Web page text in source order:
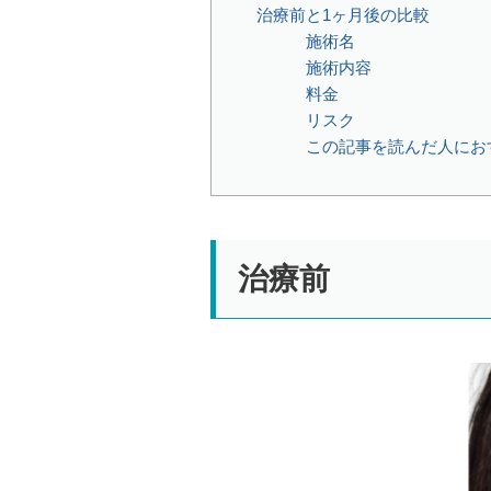
治療前と1ヶ月後の比較
施術名⁡
施術内容⁡⁡⁡
料金⁡
リスク⁡
この記事を読んだ人に
治療前